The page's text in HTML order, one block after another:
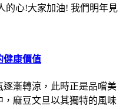
的心!大家加油! 我們明年見
健康價值
漸轉涼，此時正是品嚐美
麻豆文旦以其獨特的風味